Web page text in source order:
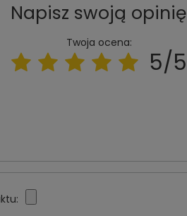
Napisz swoją opinię
Twoja ocena:
5/5